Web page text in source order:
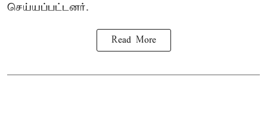
செய்யப்பட்டனர்.
Read More